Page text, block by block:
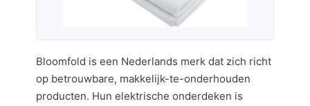
Bloomfold is een Nederlands merk dat zich richt
op betrouwbare, makkelijk-te-onderhouden
producten. Hun elektrische onderdeken is